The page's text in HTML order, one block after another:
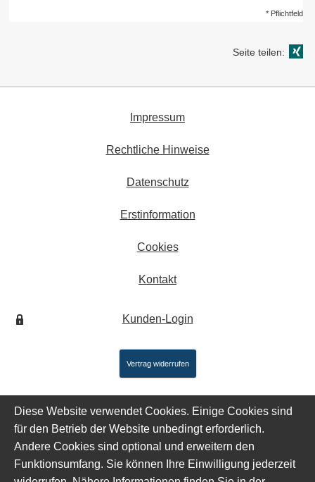
* Pflichtfeld
Seite teilen:
Impressum
Rechtliche Hinweise
Datenschutz
Erstinformation
Cookies
Kontakt
Kunden-Login
Vertrag widerrufen
Diese Website verwendet Cookies. Einige Cookies sind
für den Betrieb der Website unbedingt erforderlich.
Andere Cookies sind optional und erweitern den
Funktionsumfang. Sie können Ihre Einwilligung jederzeit